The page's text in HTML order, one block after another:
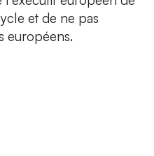
et de ne pas
européens.